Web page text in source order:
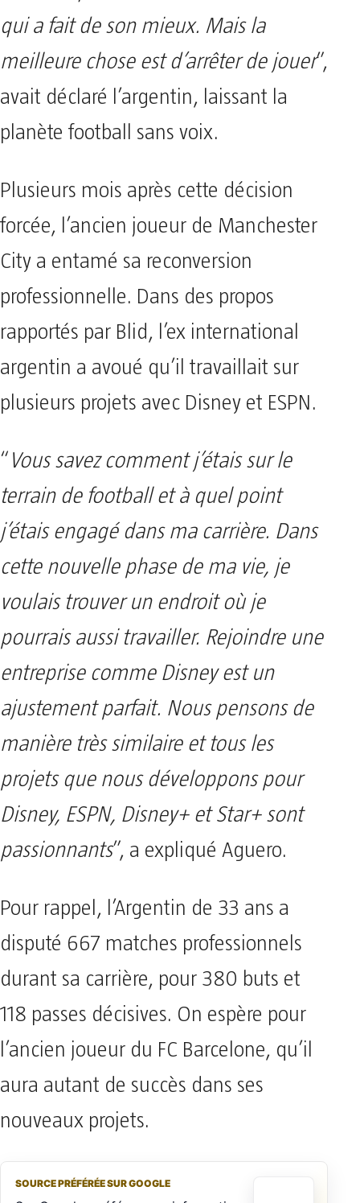
qui a fait de son mieux. Mais la
meilleure chose est d’arrêter de jouer”,
avait déclaré l’argentin, laissant la
planète football sans voix.
Plusieurs mois après cette décision
forcée, l’ancien joueur de Manchester
City a entamé sa reconversion
professionnelle. Dans des propos
rapportés par Blid, l’ex international
argentin a avoué qu’il travaillait sur
plusieurs projets avec Disney et ESPN.
“ Vous savez comment j’étais sur le
terrain de football et à quel point
j’étais engagé dans ma carrière. Dans
cette nouvelle phase de ma vie, je
voulais trouver un endroit où je
pourrais aussi travailler. Rejoindre une
entreprise comme Disney est un
ajustement parfait. Nous pensons de
manière très similaire et tous les
projets que nous développons pour
Disney, ESPN, Disney+ et Star+ sont
passionnants”, a expliqué Aguero.
Pour rappel, l’Argentin de 33 ans a
disputé 667 matches professionnels
durant sa carrière, pour 380 buts et
118 passes décisives. On espère pour
l’ancien joueur du FC Barcelone, qu’il
aura autant de succès dans ses
nouveaux projets.
SOURCE PRÉFÉRÉE SUR GOOGLE